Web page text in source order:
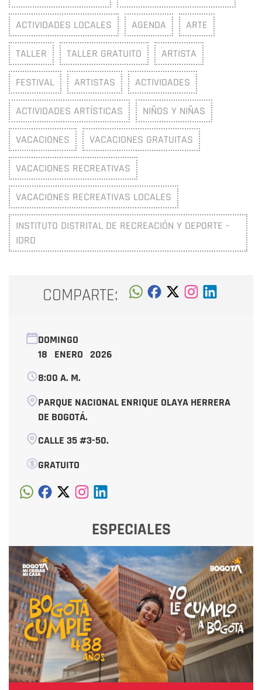
ACTIVIDADES LOCALES AGENDA ARTE
TALLER TALLER GRATUITO ARTISTA
FESTIVAL ARTISTAS ACTIVIDADES
ACTIVIDADES ARTÍSTICAS NIÑOS Y NIÑAS
VACACIONES VACACIONES GRATUITAS
VACACIONES RECREATIVAS
VACACIONES RECREATIVAS LOCALES
INSTITUTO DISTRITAL DE RECREACIÓN Y DEPORTE -
IDRD
COMPARTE:
DOMINGO
18 ENERO 2026
8:00 A. M.
PARQUE NACIONAL ENRIQUE OLAYA HERRERA
DE BOGOTÁ.
CALLE 35 #3-50.
GRATUITO
ESPECIALES